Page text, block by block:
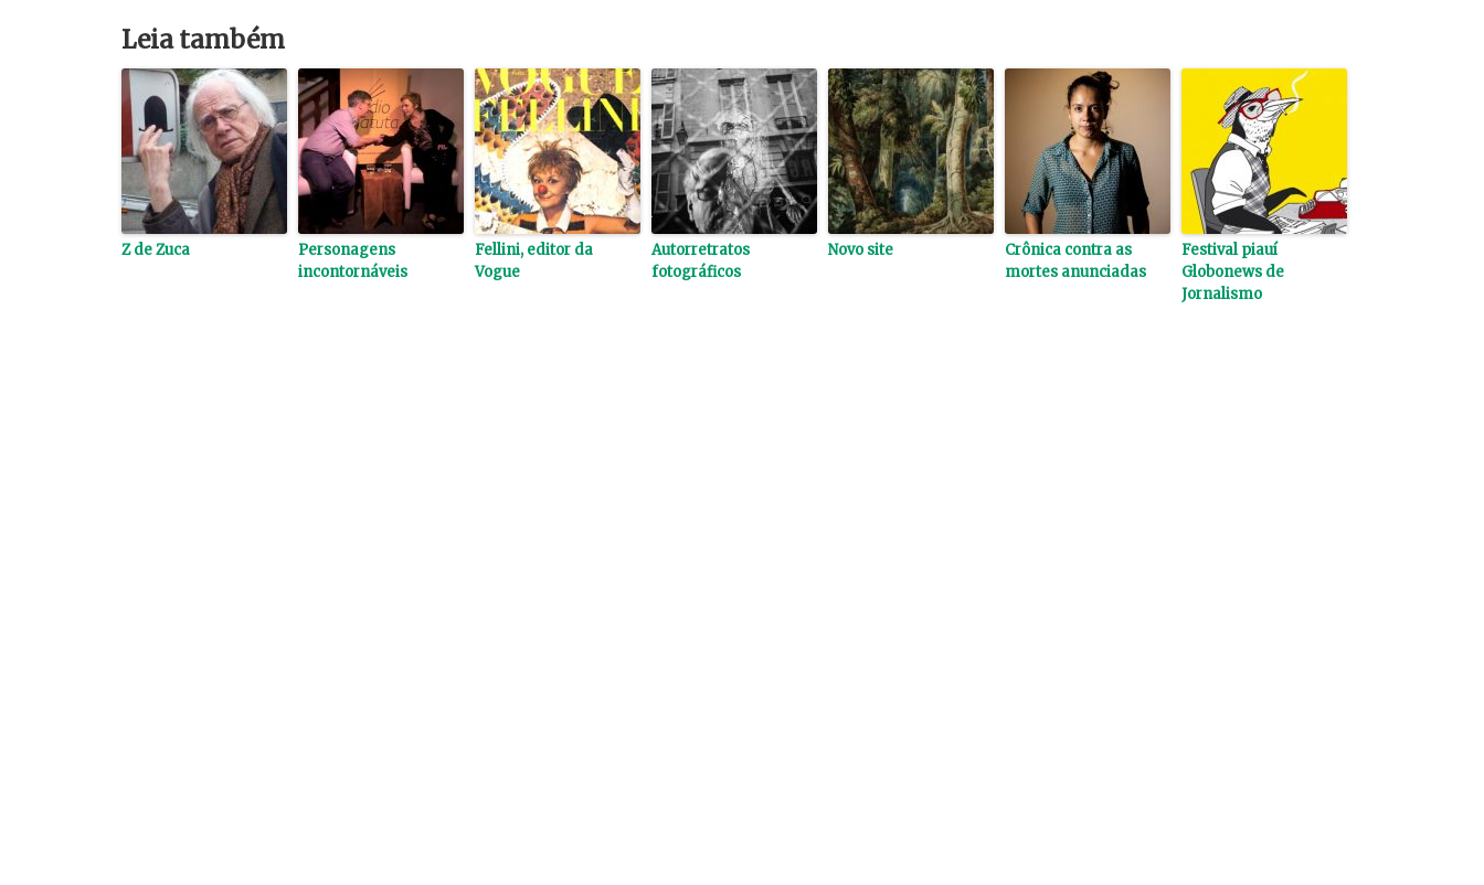
Leia também
Z de Zuca
Personagens
incontornáveis
Fellini, editor da
Vogue
Autorretratos
fotográficos
Novo site
Crônica contra as
mortes anunciadas
Festival piauí
Globonews de
Jornalismo